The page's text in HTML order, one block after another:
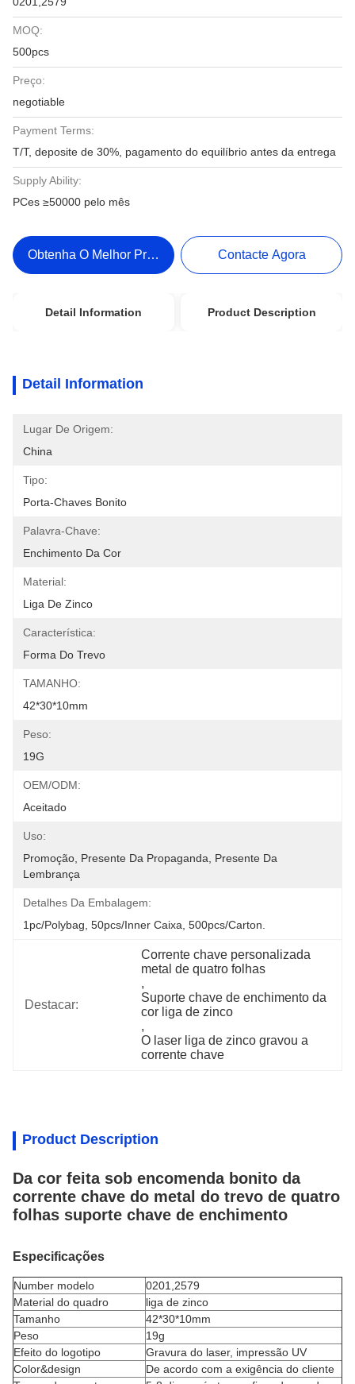
MOQ:
500pcs
Preço:
negotiable
Payment Terms:
T/T, deposite de 30%, pagamento do equilíbrio antes da entrega
Supply Ability:
PCes ≥50000 pelo mês
Obtenha O Melhor Preço Contacte Agora
Detail Information Product Description
Detail Information
Lugar De Origem:
China
Tipo:
Porta-Chaves Bonito
Palavra-Chave:
Enchimento Da Cor
Material:
Liga De Zinco
Característica:
Forma Do Trevo
TAMANHO:
42*30*10mm
Peso:
19G
OEM/ODM:
Aceitado
Uso:
Promoção, Presente Da Propaganda, Presente Da
Lembrança
Detalhes Da Embalagem:
1pc/polybag, 50pcs/inner Caixa, 500pcs/carton.
Destacar:
Corrente chave personalizada
metal de quatro folhas
,
Suporte chave de enchimento da
cor liga de zinco
,
O laser liga de zinco gravou a
corrente chave
Product Description
Da cor feita sob encomenda bonito da
corrente chave do metal do trevo de quatro
folhas suporte chave de enchimento
Especificações
Number modelo
0201,2579
Material do quadro
liga de zinco
Tamanho
42*30*10mm
Peso
19g
Efeito do logotipo
Gravura do laser, impressão UV
Color&design
De acordo com a exigência do cliente